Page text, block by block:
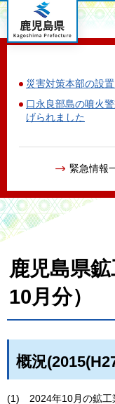
鹿児島県
災害対策本部の設
口永良部島の噴火
げられました
緊急情報
鹿児島県
10月分）
概況
(1)
2024年10月の鉱工